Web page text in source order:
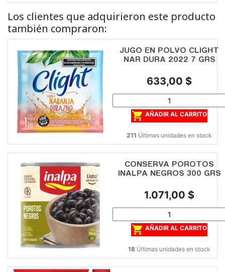
Los clientes que adquirieron este producto
también compraron:
JUGO EN POLVO CLIGHT
NAR DURA 2022 7 GRS
Precio
633,00 $
 AÑADIR AL CARRITO
211 Últimas unidades en stock
CONSERVA POROTOS
INALPA NEGROS 300 GRS
Precio
1.071,00 $
 AÑADIR AL CARRITO
18 Últimas unidades en stock